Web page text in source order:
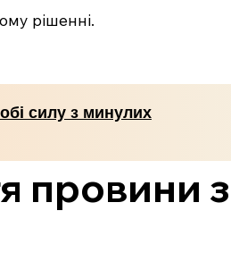
рішенні.
силу з минулих
провини